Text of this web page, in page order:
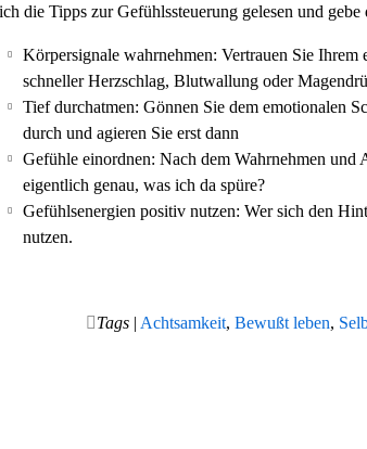
ich die Tipps zur Gefühlssteuerung gelesen und gebe
Körpersignale wahrnehmen: Vertrauen Sie
schneller Herzschlag, Blutwallung oder
Tief durchatmen: Gönnen Sie dem emotionalen
durch und agieren Sie erst dann
Gefühle einordnen: Nach dem Wahrnehmen und
eigentlich genau, was ich da spüre?
Gefühlsenergien positiv nutzen: Wer sich den
nutzen.
Tags| Achtsamkeit, Bewußt leben,